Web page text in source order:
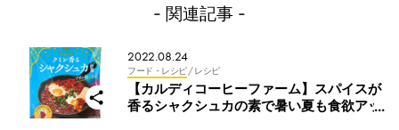
- 関連記事 -
2022.08.24
フード・レシピ/ レシピ
【カルディコーヒーファーム】スパイスが
香るシャクシュカの素で暑い夏も食欲アッ